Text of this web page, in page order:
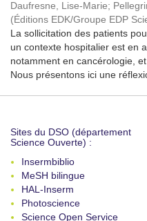
Daufresne, Lise-Marie;
(Éditions EDK/Groupe EDP
La sollicitation des patients
un contexte hospitalier est en
notamment en cancérologie,
Nous présentons ici une
Sites du DSO (département
Science Ouverte) :
Insermbiblio
MeSH bilingue
HAL-Inserm
Photoscience
Science Open Service